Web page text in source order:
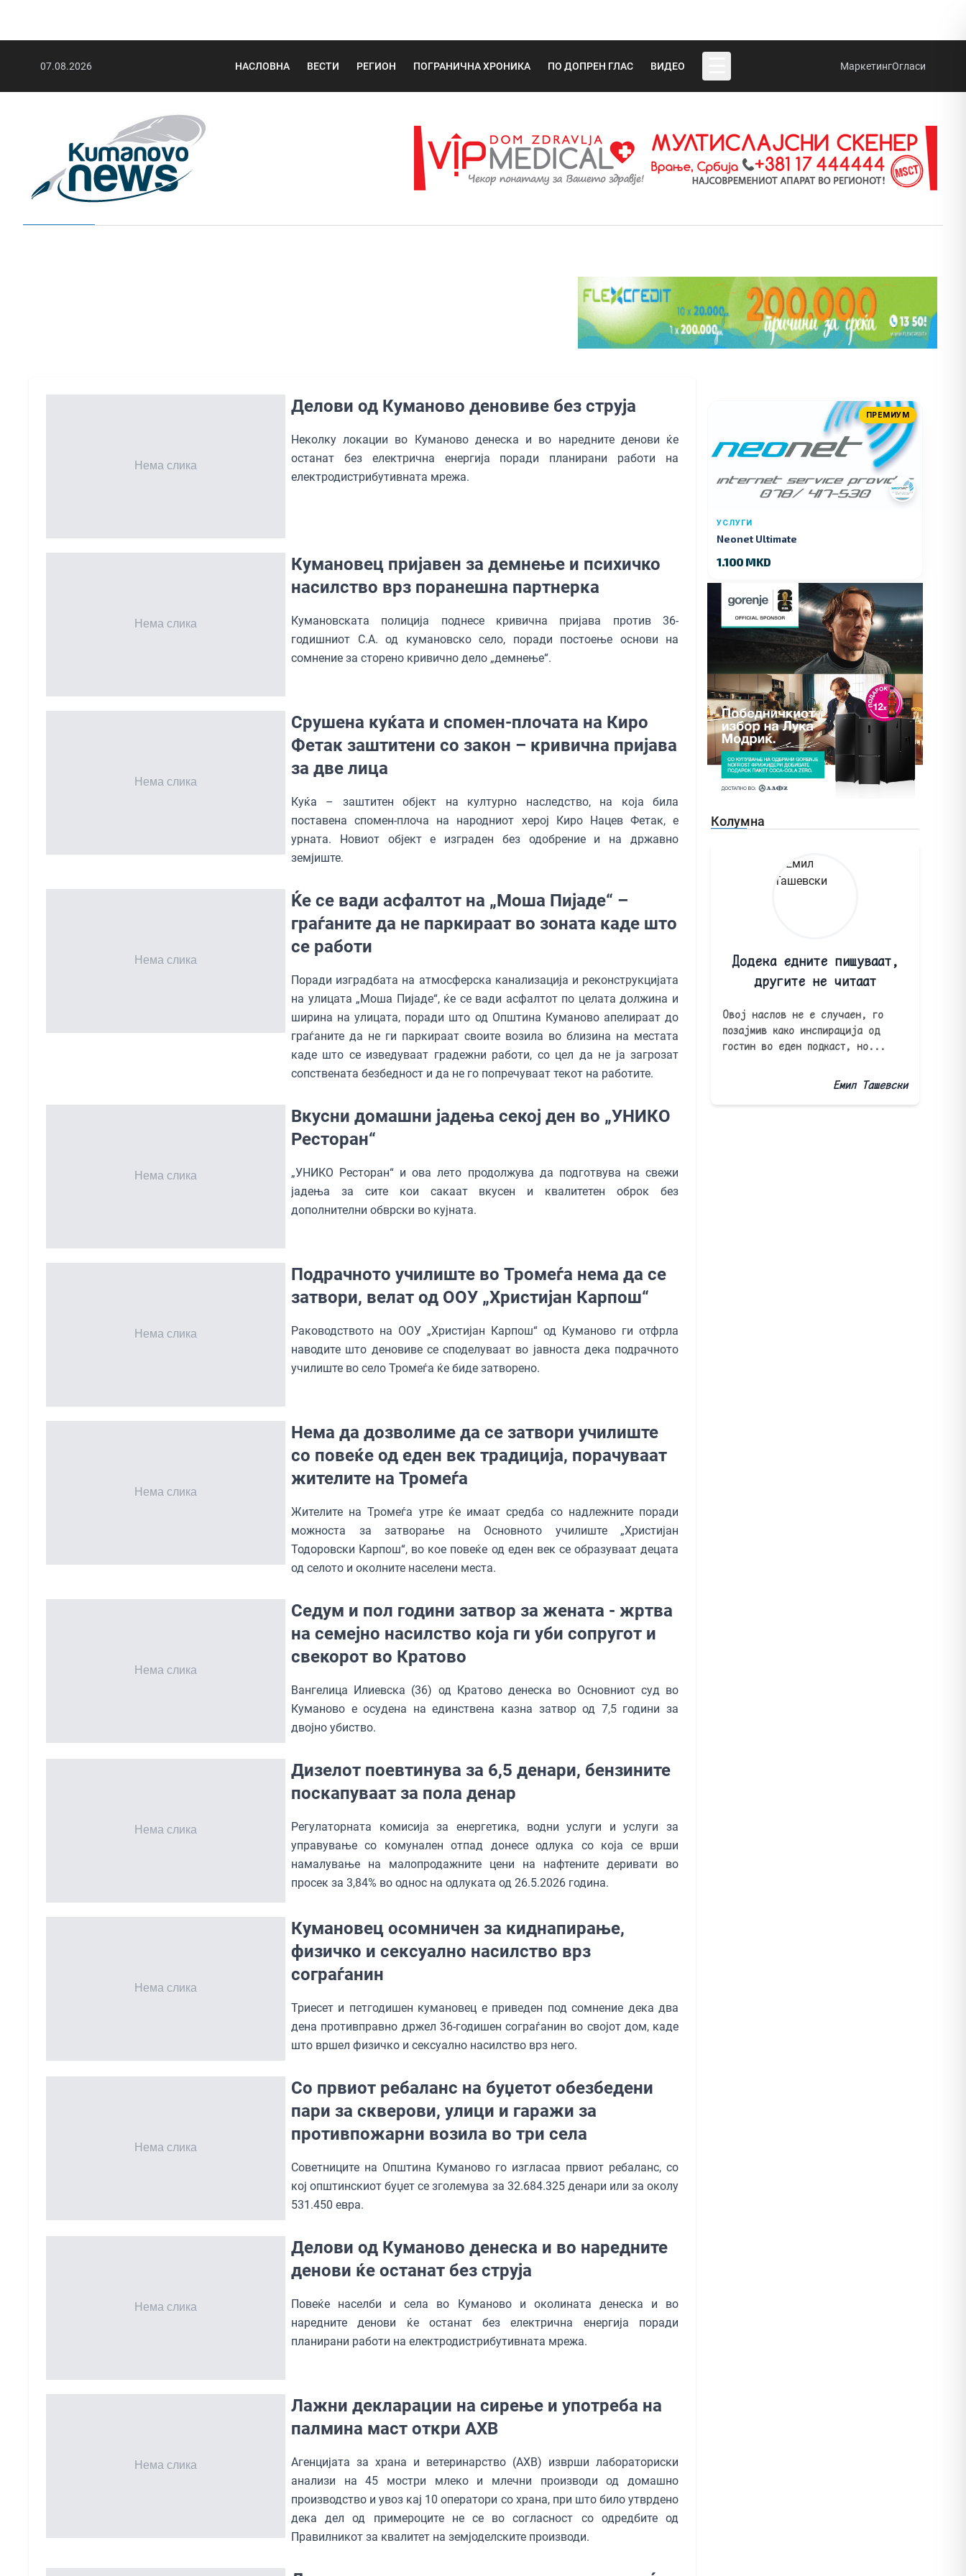
07.08.2026 НАСЛОВНА ВЕСТИ РЕГИОН ПОГРАНИЧНА ХРОНИКА ПО ДОПРЕН ГЛАС ВИДЕО МаркетингОгласи
Делови од Куманово деновиве без струја
Неколку локации во Куманово денеска и во наредните денови ќе
останат без електрична енергија поради планирани работи на
електродистрибутивната мрежа.
Кумановец пријавен за демнење и психичко
насилство врз поранешна партнерка
Кумановската полиција поднесе кривична пријава против 36-
годишниот С.А. од кумановско село, поради постоење основи на
сомнение за сторено кривично дело „демнење“.
Срушена куќата и спомен-плочата на Киро
Фетак заштитени со закон – кривична пријава
за две лица
Куќа – заштитен објект на културно наследство, на која била
поставена спомен-плоча на народниот херој Киро Нацев Фетак, е
урната. Новиот објект е изграден без одобрение и на државно
земјиште.
Ќе се вади асфалтот на „Моша Пијаде“ –
граѓаните да не паркираат во зоната каде што
се работи
Поради изградбата на атмосферска канализација и реконструкцијата
на улицата „Моша Пијаде“, ќе се вади асфалтот по целата должина и
ширина на улицата, поради што од Општина Куманово апелираат до
граѓаните да не ги паркираат своите возила во близина на местата
каде што се изведуваат градежни работи, со цел да не ја загрозат
сопствената безбедност и да не го попречуваат текот на работите.
Вкусни домашни јадења секој ден во „УНИКО
Ресторан“
„УНИКО Ресторан“ и ова лето продолжува да подготвува на свежи
јадења за сите кои сакаат вкусен и квалитетен оброк без
дополнителни обврски во кујната.
Подрачното училиште во Тромеѓа нема да се
затвори, велат од ООУ „Христијан Карпош“
Раководството на ООУ „Христијан Карпош“ од Куманово ги отфрла
наводите што деновиве се споделуваат во јавноста дека подрачното
училиште во село Тромеѓа ќе биде затворено.
Нема да дозволиме да се затвори училиште
со повеќе од еден век традиција, порачуваат
жителите на Тромеѓа
Жителите на Тромеѓа утре ќе имаат средба со надлежните поради
можноста за затворање на Основното училиште „Христијан
Тодоровски Карпош“, во кое повеќе од еден век се образуваат децата
од селото и околните населени места.
Седум и пол години затвор за жената - жртва
на семејно насилство која ги уби сопругот и
свекорот во Кратово
Вангелица Илиевска (36) од Кратово денеска во Основниот суд во
Куманово е осудена на единствена казна затвор од 7,5 години за
двојно убиство.
Дизелот поевтинува за 6,5 денари, бензините
поскапуваат за пола денар
Регулаторната комисија за енергетика, водни услуги и услуги за
управување со комунален отпад донесе одлука со која се врши
намалување на малопродажните цени на нафтените деривати во
просек за 3,84% во однос на одлуката од 26.5.2026 година.
Кумановец осомничен за киднапирање,
физичко и сексуално насилство врз
сограѓанин
Триесет и петгодишен кумановец е приведен под сомнение дека два
дена противправно држел 36-годишен сограѓанин во својот дом, каде
што вршел физичко и сексуално насилство врз него.
Со првиот ребаланс на буџетот обезбедени
пари за скверови, улици и гаражи за
противпожарни возила во три села
Советниците на Општина Куманово го изгласаа првиот ребаланс, со
кој општинскиот буџет се зголемува за 32.684.325 денари или за околу
531.450 евра.
Делови од Куманово денеска и во наредните
денови ќе останат без струја
Повеќе населби и села во Куманово и околината денеска и во
наредните денови ќе останат без електрична енергија поради
планирани работи на електродистрибутивната мрежа.
Лажни декларации на сирење и употреба на
палмина маст откри АХВ
Агенцијата за храна и ветеринарство (АХВ) изврши лабораториски
анализи на 45 мостри млеко и млечни производи од домашно
производство и увоз кај 10 оператори со храна, при што било утврдено
дека дел од примероците не се во согласност со одредбите од
Правилникот за квалитет на земјоделските производи.
ПРЕМИУМ
УСЛУГИ
Neonet Ultimate
1.100 MKD
Колумна
Додека едните пишуваат,
другите не читаат
Овој наслов не е случаен, го
позајмив како инспирација од
гостин во еден подкаст, но...
Емил Ташевски